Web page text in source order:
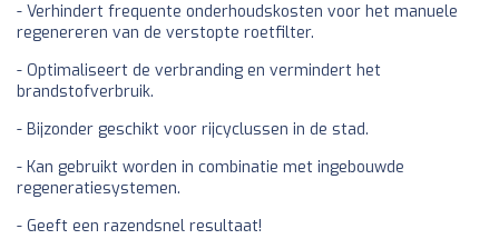
- Verhindert frequente onderhoudskosten voor het manuele
regenereren van de verstopte roetfilter.
- Optimaliseert de verbranding en vermindert het
brandstofverbruik.
- Bijzonder geschikt voor rijcyclussen in de stad.
- Kan gebruikt worden in combinatie met ingebouwde
regeneratiesystemen.
- Geeft een razendsnel resultaat!